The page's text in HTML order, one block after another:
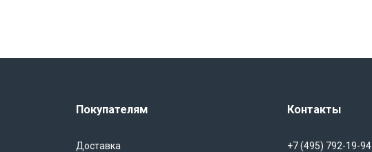
Покупателям
Доставка
Контакты
+7 (495) 792-19-94